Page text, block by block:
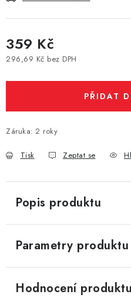
Kontakty
Prodejny
359 Kč
296,69 Kč bez DPH
PŘIDAT
Záruka: 2 roky
Tisk Zeptat se
Popis produktu
Parametry produktu
Hodnocení